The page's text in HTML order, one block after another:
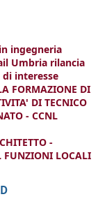
ingegneria
Umbria rilancia
di interesse
FORMAZIONE DI
DI TECNICO
- CCNL
-
FUNZIONI LOCALI